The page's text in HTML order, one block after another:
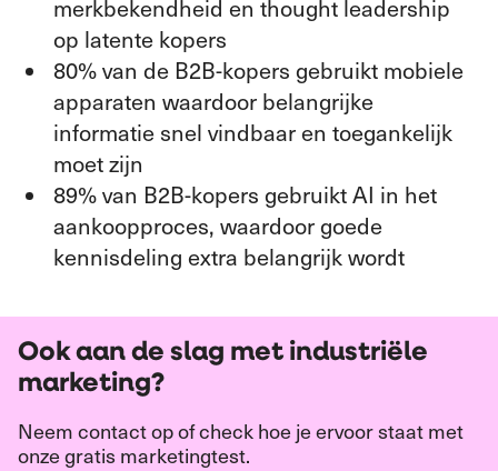
merkbekendheid en thought leadership
op latente kopers
80% van de B2B-kopers gebruikt mobiele
apparaten waardoor belangrijke
informatie snel vindbaar en toegankelijk
moet zijn
89% van B2B-kopers gebruikt AI in het
aankoopproces, waardoor goede
kennisdeling extra belangrijk wordt
Ook aan de slag met industriële
marketing?
Neem contact op of check hoe je ervoor staat met
onze gratis marketingtest.